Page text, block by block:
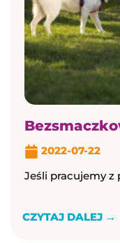
2022-07-22
CZYTAJ DALEJ →